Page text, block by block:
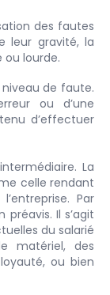
des fautes
leur gravité, la
lourde.
de faute.
ou d’une
d’effectuer
La
celle rendant
Par
Il s’agit
du salarié
matériel, des
ou bien